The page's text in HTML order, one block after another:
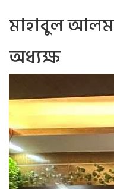
মাহাবুল আলম
অধ্যক্ষ